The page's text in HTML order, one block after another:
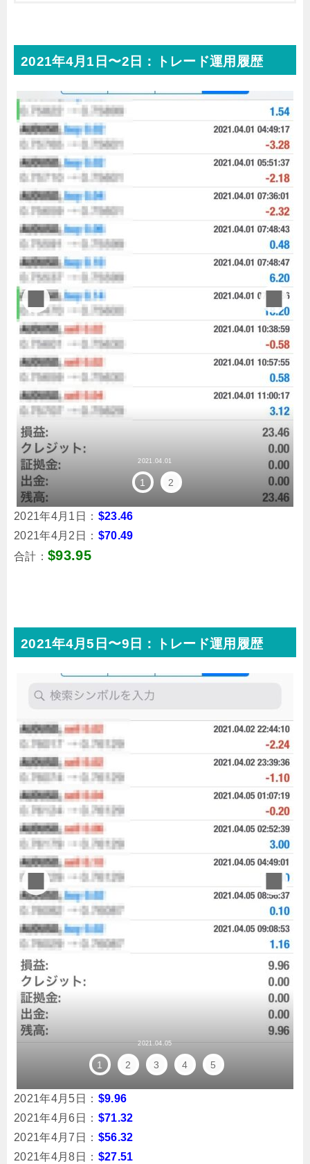
2021年4月1日〜2日：トレード運用履歴
2021.04.01
1 2
2021年4月1日： $23.46
2021年4月2日： $70.49
合計：$93.95
2021年4月5日〜9日：トレード運用履歴
2021.04.05
1 2 3 4 5
2021年4月5日： $9.96
2021年4月6日： $71.32
2021年4月7日： $56.32
2021年4月8日： $27.51